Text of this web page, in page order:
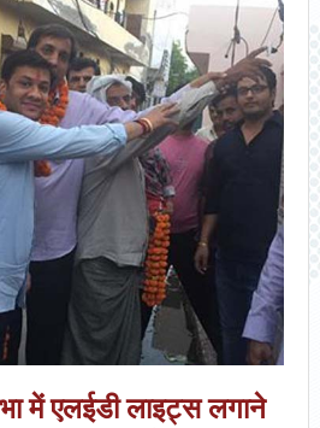
में एलईडी लाइट्स लगाने